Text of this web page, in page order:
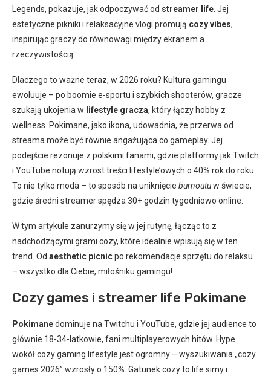
Legends, pokazuje, jak odpoczywać od streamer life . Jej
estetyczne pikniki i relaksacyjne vlogi promują cozy vibes,
inspirując graczy do równowagi między ekranem a
rzeczywistością.
Dlaczego to ważne teraz, w 2026 roku? Kultura gamingu
ewoluuje – po boomie e-sportu i szybkich shooterów, gracze
szukają ukojenia w lifestyle gracza, który łączy hobby z
wellness. Pokimane, jako ikona, udowadnia, że przerwa od
streama może być równie angażująca co gameplay. Jej
podejście rezonuje z polskimi fanami, gdzie platformy jak Twitch
i YouTube notują wzrost treści lifestyle’owych o 40% rok do roku.
To nie tylko moda – to sposób na uniknięcie burnoutuw świecie,
gdzie średni streamer spędza 30+ godzin tygodniowo online.
W tym artykule zanurzymy się w jej rutynę, łącząc to z
nadchodzącymi grami cozy, które idealnie wpisują się w ten
trend. Od aesthetic picnicpo rekomendacje sprzętu do relaksu
– wszystko dla Ciebie, miłośniku gamingu!
Cozy games i streamer life Pokimane
Pokimanedominuje na Twitchu i YouTube, gdzie jej audience to
głównie 18-34-latkowie, fani multiplayerowych hitów. Hype
wokół cozy gaming lifestyle jest ogromny – wyszukiwania „cozy
games 2026” wzrosły o 150%. Gatunek cozy to life simy i